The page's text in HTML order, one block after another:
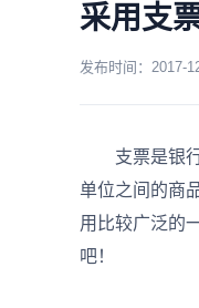
采用支
发布时间： 2017-
支票是银行
单位之间的商
用比较广泛的
吧！